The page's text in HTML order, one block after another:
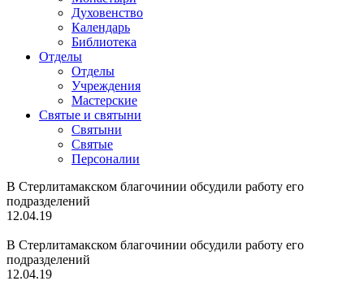
Духовенство
Календарь
Библиотека
Отделы
Отделы
Учреждения
Мастерские
Святые и святыни
Cвятыни
Cвятые
Персоналии
В Стерлитамакском благочинии обсудили работу его
подразделений
12.04.19
В Стерлитамакском благочинии обсудили работу его
подразделений
12.04.19